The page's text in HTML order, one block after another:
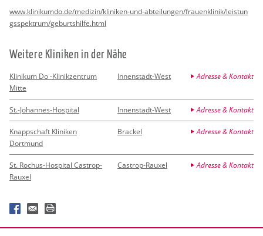
www.​klinikumdo.​de/​medizin/​kliniken-​und-​abteilungen/​fra​uenk​lini​k/​lei​stun​
gssp​ektr​um/​geb​urts​hilf​e.​html
Wei­te­re Kli­ni­ken in der Nähe
Klinikum Do -Klinikzentrum
Mitte
Innenstadt-West Adresse & Kontakt
St.-Johannes-Hospital Innenstadt-West Adresse & Kontakt
Knappschaft Kliniken
Dortmund
Brackel Adresse & Kontakt
St. Rochus-Hospital Castrop-
Rauxel
Castrop-Rauxel Adresse & Kontakt